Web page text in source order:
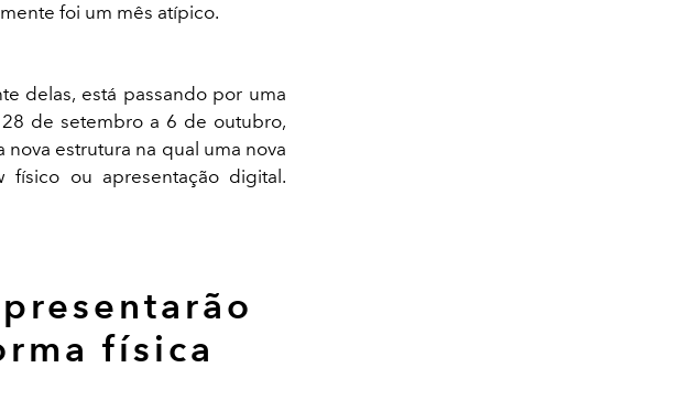
foi um mês atípico.
delas, está passando por uma
de setembro a 6 de outubro,
estrutura na qual uma nova
físico ou apresentação digital.
física